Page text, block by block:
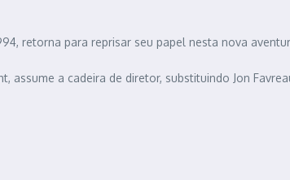
retorna para reprisar seu papel nesta nova
assume a cadeira de diretor, substituindo Jon